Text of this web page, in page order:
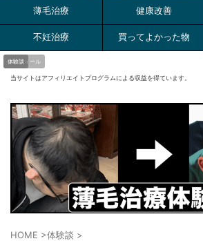
薄毛治療 健康改善
不妊治療 買ってよかった物
当サイトはアフィリエイトプログラムによる収益を得ています。
HOME >体験談 >
プロフィール
体験談